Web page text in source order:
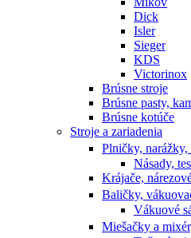
Dick
Isler
Sieger
KDS
Victorinox
Brúsne stroje
Brúsne pasty,
Brúsne kotúče
Stroje a zariadenia
Plničky,
Násady,
Krájače,
Baličky,
Vákuové
Miešačky a